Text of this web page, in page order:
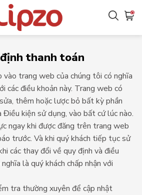
0
thanh toán
vào trang web của chúng tôi có nghĩa
các điều khoản này. Trang web có
thêm hoặc lược bỏ bất kỳ phần
kiện sử dụng, vào bất cứ lúc nào.
ngay khi được đăng trên trang web
trước. Và khi quý khách tiếp tục sử
các thay đổi về quy định và điều
là quý khách chấp nhận với
tra thường xuyên để cập nhật